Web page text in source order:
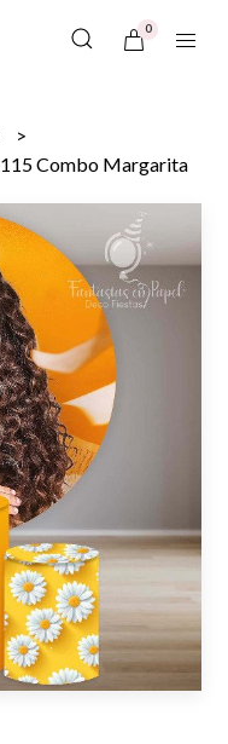
0
115 Combo Margarita